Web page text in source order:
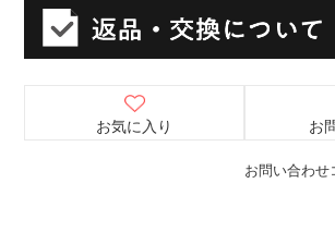
お問い合わせ
お気に入り お